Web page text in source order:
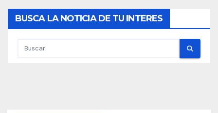
BUSCA LA NOTICIA DE TU INTERES